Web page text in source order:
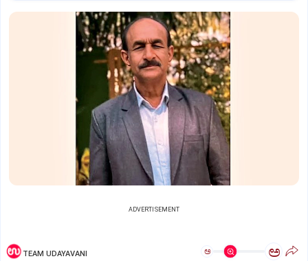
ADVERTISEMENT
TEAM UDAYAVANI ಅ ಅ